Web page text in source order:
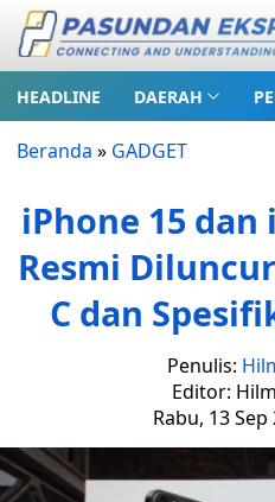
HEADLINE DAERAH
Beranda » GADGET
iPhone 15 dan
Resmi
C dan
Penulis:
Editor:
Rabu, 13 Sep